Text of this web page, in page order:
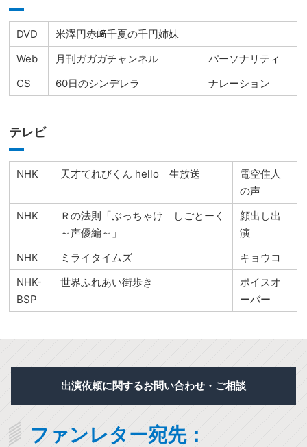
DVD
米澤円赤﨑千夏の千円姉妹
Web
月刊ガガガチャンネル
パーソナリティ
CS
60日のシンデレラ ナレーション
テレビ
NHK 天才てれびくん hello 生放送
電空住人
の声
NHK
Ｒの法則「ぶっちゃけ しごとーく
～声優編～」
顔出し出
演
NHK
ミライタイムズ
キョウコ
NHK-
BSP
世界ふれあい街歩き
ボイスオ
ーバー
出演依頼に関するお問い合わせ・ご相談
ファンレター宛先：